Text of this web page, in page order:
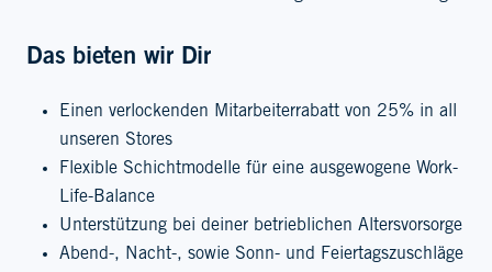
Das bieten wir Dir
Einen verlockenden Mitarbeiterrabatt von 25% in all
unseren Stores
Flexible Schichtmodelle für eine ausgewogene Work-
Life-Balance
Unterstützung bei deiner betrieblichen Altersvorsorge
Abend-, Nacht-, sowie Sonn- und Feiertagszuschläge